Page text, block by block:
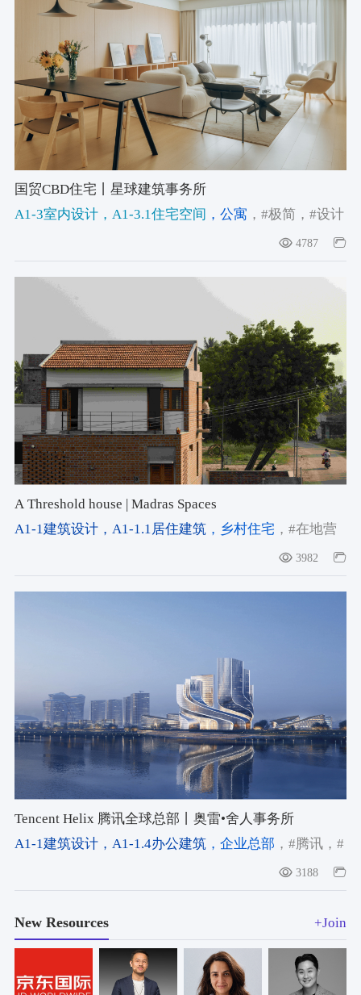
国贸CBD住宅丨星球建筑事务所
A1-3室内设计，A1-3.1住宅空间 ，公寓 ，#极简 ，#设计
4787
A Threshold house | Madras Spaces
A1-1建筑设计，A1-1.1居住建筑，乡村住宅 ，#在地营
3982
Tencent Helix 腾讯全球总部丨奥雷•舍人事务所
A1-1建筑设计，A1-1.4办公建筑，企业总部 ，#腾讯，#
3188
New Resources +Join